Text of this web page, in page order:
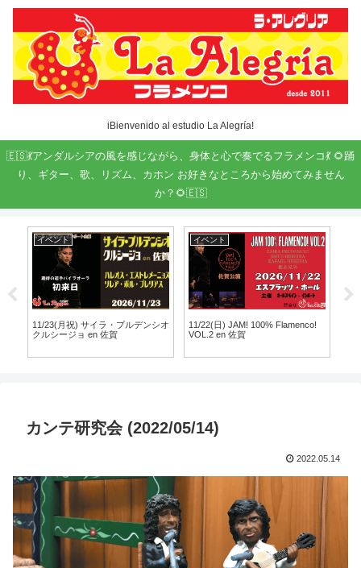
iBienvenido al estudio La Alegría!
🇪🇸💃アンダルシアの風を感じながら、身体と心で奏でるフラメンコ💃 🌻踊
り、ギター、歌、リズム、カホン お好きなところから始めてみません
か？🌻🇪🇸
イベント
11/23(月祝) サイラ・プルデンシオ
クルシージョ en 佐賀
イベント
11/22(日) JAM! 100% Flamenco!
VOL.2 en 佐賀
カンテ研究会 (2022/05/14)
2022.05.14